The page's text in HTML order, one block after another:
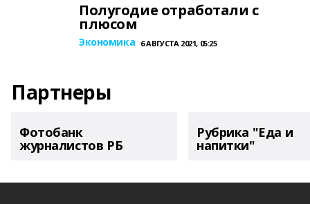
Полугодие отработали с
плюсом
Экономика 6 АВГУСТА 2021, 05:25
Партнеры
Фотобанк
журналистов РБ
Рубрика "Еда и
напитки"